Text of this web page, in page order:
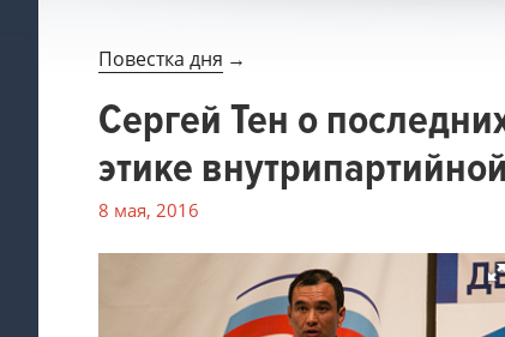
Повестка дня →
Сергей Тен о
этике
8 мая, 2016